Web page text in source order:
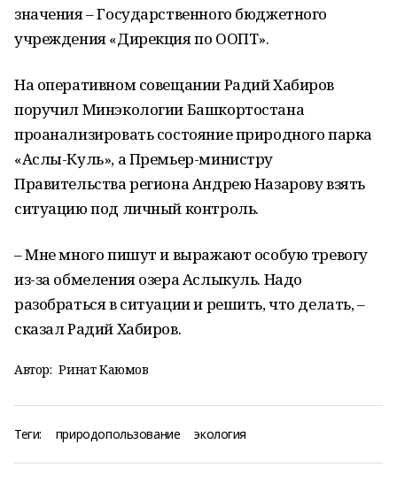
значения – Государственного бюджетного
учреждения «Дирекция по ООПТ».
На оперативном совещании Радий Хабиров
поручил Минэкологии Башкортостана
проанализировать состояние природного парка
«Аслы-Куль», а Премьер-министру
Правительства региона Андрею Назарову взять
ситуацию под личный контроль.
– Мне много пишут и выражают особую тревогу
из-за обмеления озера Аслыкуль. Надо
разобраться в ситуации и решить, что делать, –
сказал Радий Хабиров.
Автор: Ринат Каюмов
Теги: природопользование экология